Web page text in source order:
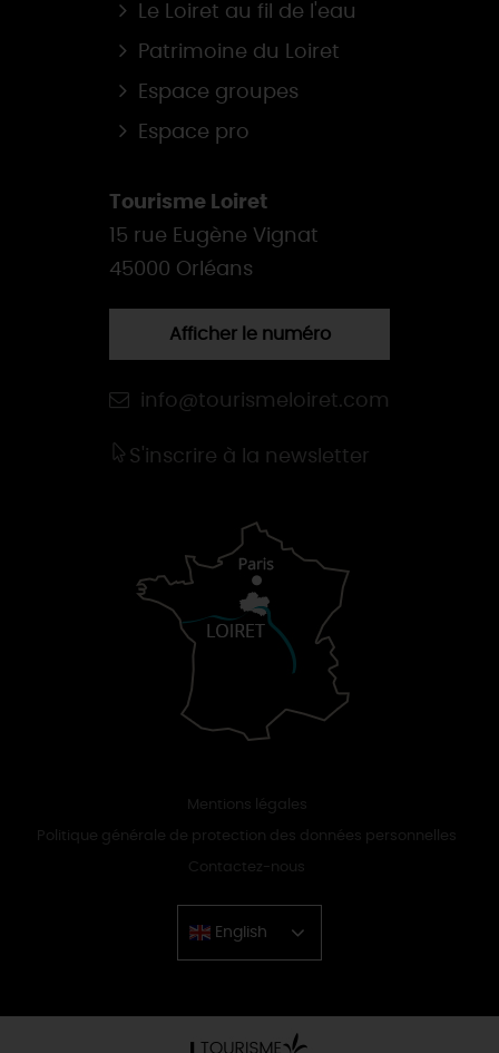
Le Loiret au fil de l'eau
Patrimoine du Loiret
Espace groupes
Espace pro
Tourisme Loiret
15 rue Eugène Vignat
45000 Orléans
Afficher le numéro
info@tourismeloiret.com
S'inscrire à la newsletter
Mentions légales
Politique générale de protection des données personnelles
Contactez-nous
English
Chinese